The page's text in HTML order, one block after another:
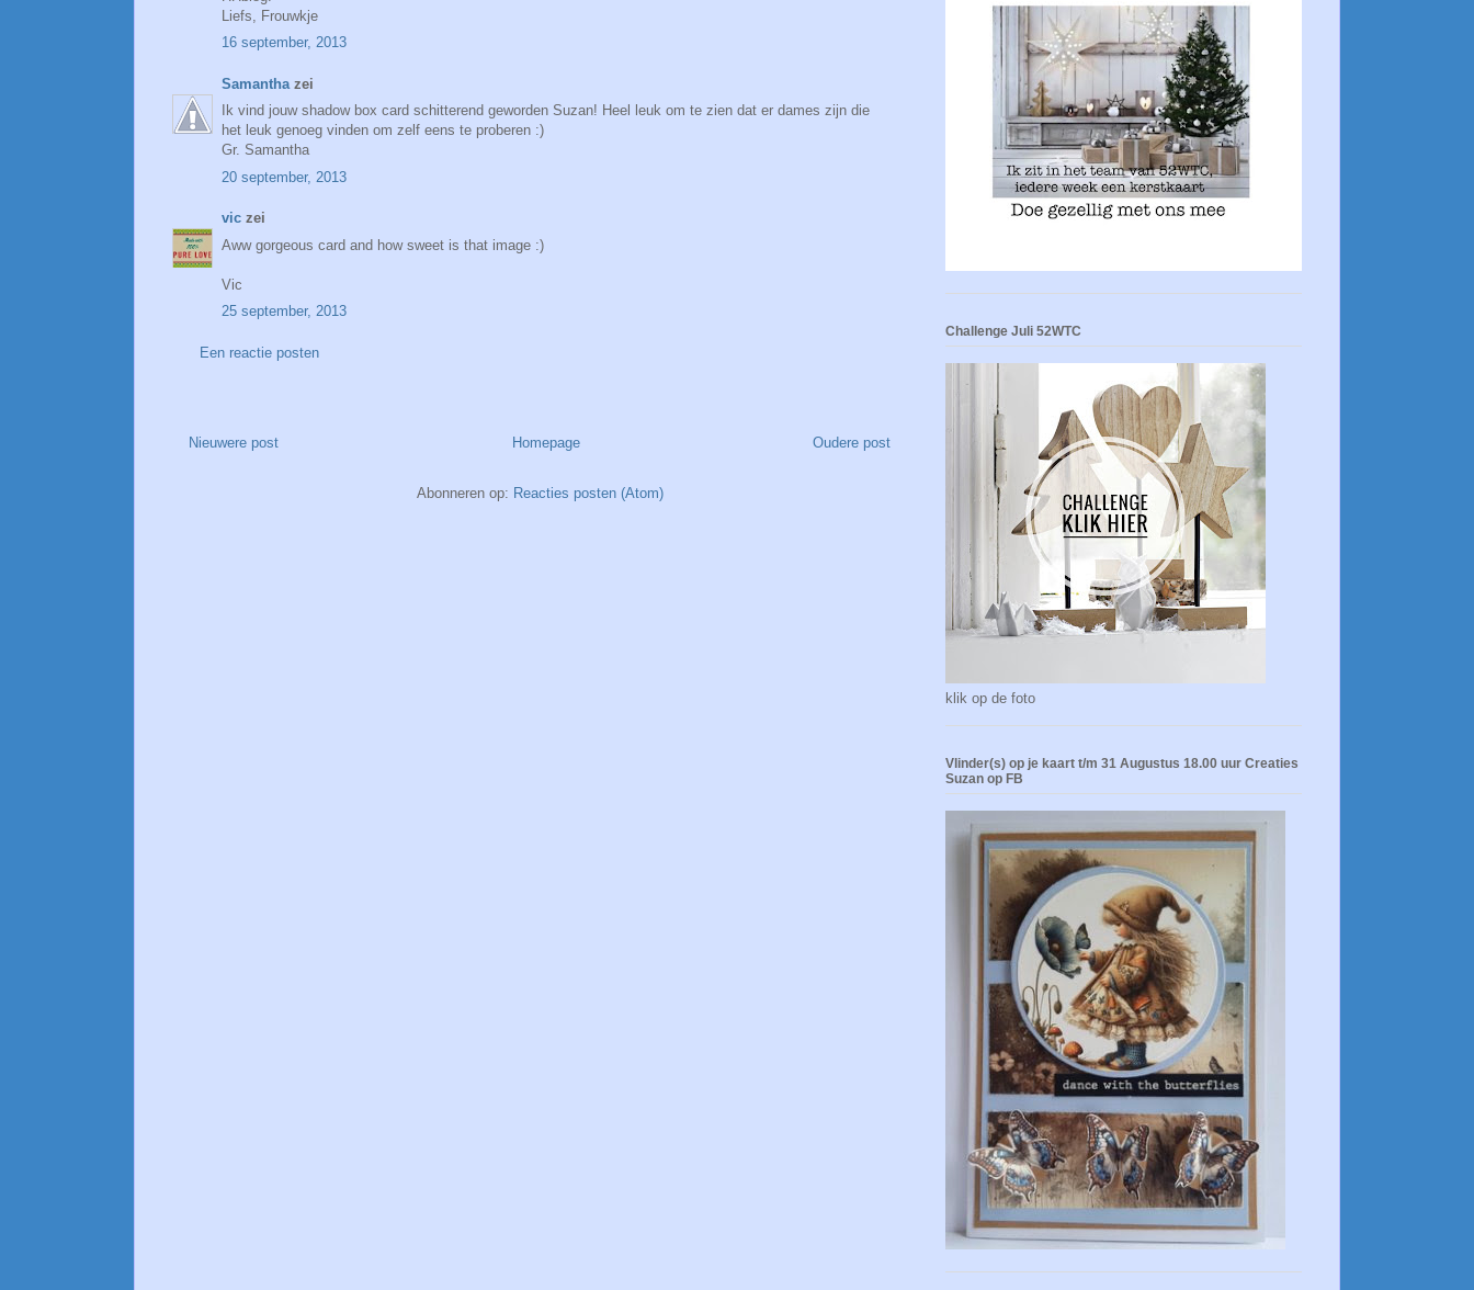
Liefs, Frouwkje
16 september, 2013
Samantha zei
Ik vind jouw shadow box card schitterend geworden Suzan! Heel leuk om te zien dat er dames zijn die
het leuk genoeg vinden om zelf eens te proberen :)
Gr. Samantha
20 september, 2013
vic zei
Aww gorgeous card and how sweet is that image :)
Vic
25 september, 2013
Een reactie posten
Nieuwere post Oudere post
Homepage
Abonneren op: Reacties posten (Atom)
Challenge Juli 52WTC
klik op de foto
Vlinder(s) op je kaart t/m 31 Augustus 18.00 uur Creaties
Suzan op FB